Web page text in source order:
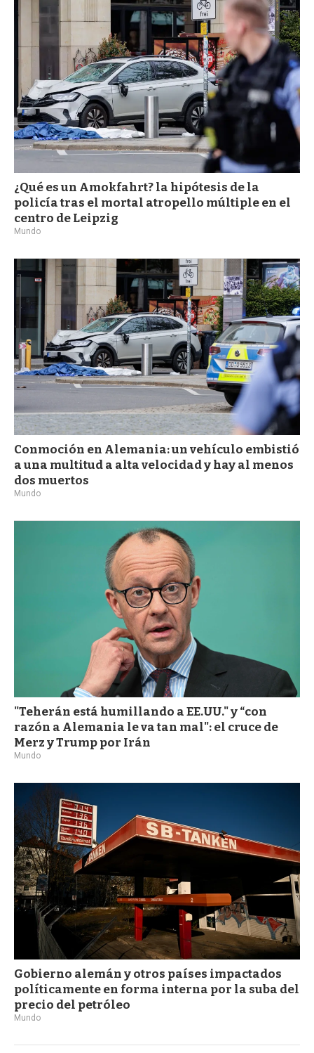
¿Qué es un Amokfahrt? la hipótesis de la
policía tras el mortal atropello múltiple en el
centro de Leipzig
Mundo
Conmoción en Alemania: un vehículo embistió
a una multitud a alta velocidad y hay al menos
dos muertos
Mundo
"Teherán está humillando a EE.UU." y “con
razón a Alemania le va tan mal": el cruce de
Merz y Trump por Irán
Mundo
Gobierno alemán y otros países impactados
políticamente en forma interna por la suba del
precio del petróleo
Mundo